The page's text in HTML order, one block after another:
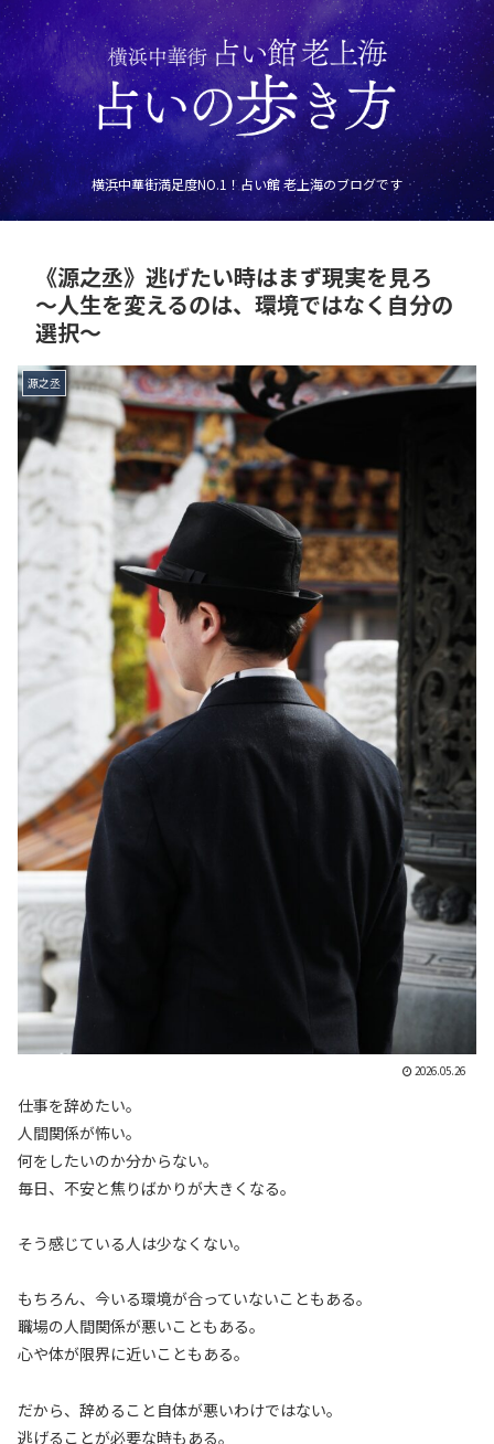
横浜中華街満足度NO.1！占い館 老上海のブログです
《源之丞》逃げたい時はまず現実を見ろ
〜人生を変えるのは、環境ではなく自分の
選択〜
源之丞
2026.05.26
仕事を辞めたい。
人間関係が怖い。
何をしたいのか分からない。
毎日、不安と焦りばかりが大きくなる。
そう感じている人は少なくない。
もちろん、今いる環境が合っていないこともある。
職場の人間関係が悪いこともある。
心や体が限界に近いこともある。
だから、辞めること自体が悪いわけではない。
逃げることが必要な時もある。